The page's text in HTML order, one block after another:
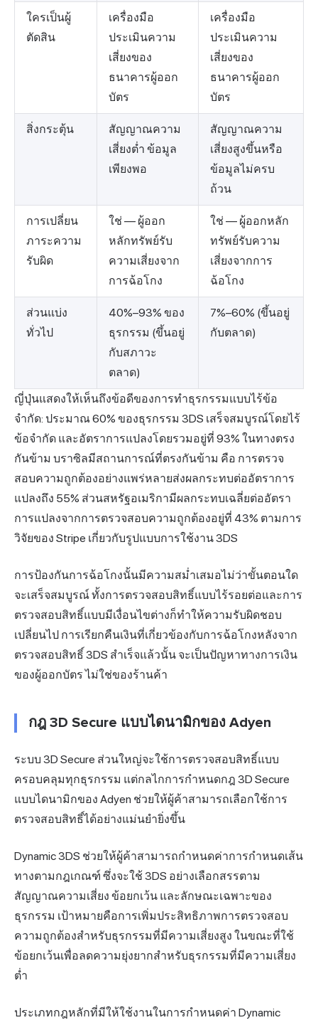
ใครเป็นผู้
ตัดสิน
เครื่องมือ
ประเมินความ
เสี่ยงของ
ธนาคารผู้ออก
บัตร
เครื่องมือ
ประเมินความ
เสี่ยงของ
ธนาคารผู้ออก
บัตร
สิ่งกระตุ้น
สัญญาณความ
เสี่ยงต่ำ ข้อมูล
เพียงพอ
สัญญาณความ
เสี่ยงสูงขึ้นหรือ
ข้อมูลไม่ครบ
ถ้วน
การเปลี่ยน
ภาระความ
รับผิด
ใช่ — ผู้ออก
หลักทรัพย์รับ
ความเสี่ยงจาก
การฉ้อโกง
ใช่ — ผู้ออกหลัก
ทรัพย์รับความ
เสี่ยงจากการ
ฉ้อโกง
ส่วนแบ่ง
ทั่วไป
40%–93% ของ
ธุรกรรม (ขึ้นอยู่
กับสภาวะ
ตลาด)
7%–60% (ขึ้นอยู่
กับตลาด)
ญี่ปุ่นแสดงให้เห็นถึงข้อดีของการทำธุรกรรมแบบไร้ข้อ
จำกัด: ประมาณ 60% ของธุรกรรม 3DS เสร็จสมบูรณ์โดยไร้
ข้อจำกัด และอัตราการแปลงโดยรวมอยู่ที่ 93% ในทางตรง
กันข้าม บราซิลมีสถานการณ์ที่ตรงกันข้าม คือ การตรวจ
สอบความถูกต้องอย่างแพร่หลายส่งผลกระทบต่ออัตราการ
แปลงถึง 55% ส่วนสหรัฐอเมริกามีผลกระทบเฉลี่ยต่ออัตรา
การแปลงจากการตรวจสอบความถูกต้องอยู่ที่ 43% ตามการ
วิจัยของ Stripe เกี่ยวกับรูปแบบการใช้งาน 3DS
การป้องกันการฉ้อโกงนั้นมีความสม่ำเสมอไม่ว่าขั้นตอนใด
จะเสร็จสมบูรณ์ ทั้งการตรวจสอบสิทธิ์แบบไร้รอยต่อและการ
ตรวจสอบสิทธิ์แบบมีเงื่อนไขต่างก็ทำให้ความรับผิดชอบ
เปลี่ยนไป การเรียกคืนเงินที่เกี่ยวข้องกับการฉ้อโกงหลังจาก
ตรวจสอบสิทธิ์ 3DS สำเร็จแล้วนั้น จะเป็นปัญหาทางการเงิน
ของผู้ออกบัตร ไม่ใช่ของร้านค้า
กฎ 3D Secure แบบไดนามิกของ Adyen
ระบบ 3D Secure ส่วนใหญ่จะใช้การตรวจสอบสิทธิ์แบบ
ครอบคลุมทุกธุรกรรม แต่กลไกการกำหนดกฎ 3D Secure
แบบไดนามิกของ Adyen ช่วยให้ผู้ค้าสามารถเลือกใช้การ
ตรวจสอบสิทธิ์ได้อย่างแม่นยำยิ่งขึ้น
Dynamic 3DS ช่วยให้ผู้ค้าสามารถกำหนดค่าการกำหนดเส้น
ทางตามกฎเกณฑ์ ซึ่งจะใช้ 3DS อย่างเลือกสรรตาม
สัญญาณความเสี่ยง ข้อยกเว้น และลักษณะเฉพาะของ
ธุรกรรม เป้าหมายคือการเพิ่มประสิทธิภาพการตรวจสอบ
ความถูกต้องสำหรับธุรกรรมที่มีความเสี่ยงสูง ในขณะที่ใช้
ข้อยกเว้นเพื่อลดความยุ่งยากสำหรับธุรกรรมที่มีความเสี่ยง
ต่ำ
ประเภทกฎหลักที่มีให้ใช้งานในการกำหนดค่า Dynamic